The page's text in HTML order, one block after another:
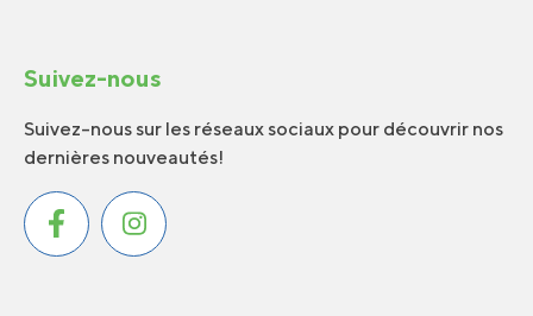
Suivez-nous
Suivez-nous sur les réseaux sociaux pour découvrir nos
dernières nouveautés!